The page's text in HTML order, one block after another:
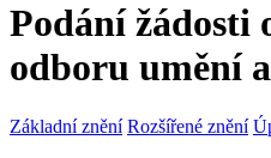
Podání žádosti
odboru umění
Základní znění Rozšířené znění